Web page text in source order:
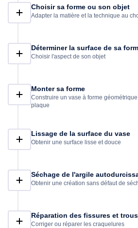
Choisir sa forme ou son objet
Adapter la matière et la technique au
Déterminer la surface de sa
Choisir l'aspect de son objet
Monter sa forme
Construire un vase à forme
plaque
Lissage de la surface du vase
Obtenir une surface lisse et douce
Séchage de l'argile
Obtenir une création sans défaut de
Réparation des fissures et trous
Corriger ou réparer les craquelures